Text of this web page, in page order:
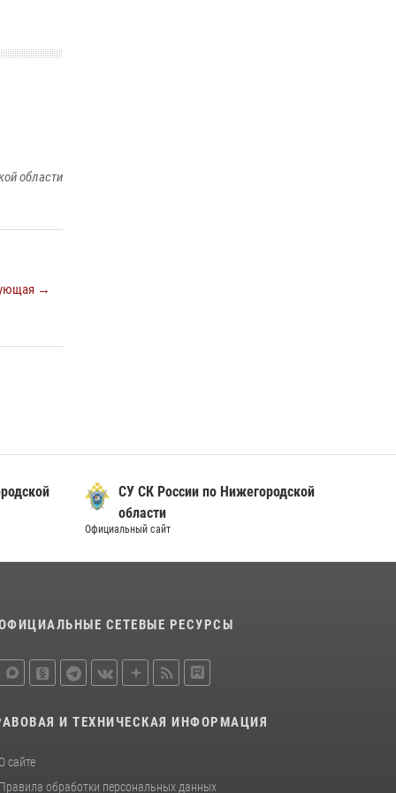
области
→
Нижегородской
СУ СК России по Нижегородской
Официальный сайт
СЕТЕВЫЕ РЕСУРСЫ
И ТЕХНИЧЕСКАЯ ИНФОРМАЦИЯ
О сайте
Правила обработки персональных данных